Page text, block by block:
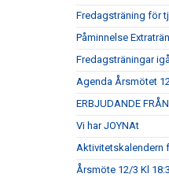
Fredagsträning för
Påminnelse
Fredagsträningar
Agenda Årsmötet
ERBJUDANDE
Vi har JOYNAt
Aktivitetskalendern
Årsmöte 12/3 Kl